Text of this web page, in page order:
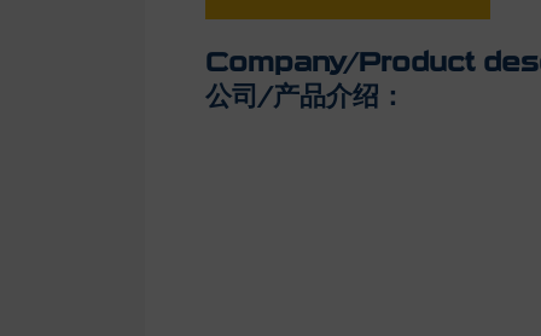
Company/Product
公司/产品介绍：